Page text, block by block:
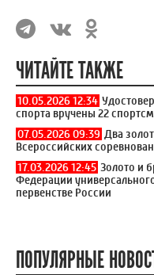
ЧИТАЙТЕ ТАКЖЕ
10.05.2026 12:34
спорта вручены 22
07.05.2026 09:39 Два
Всероссийских
17.03.2026 12:45 Золото и
Федерации
первенстве России
ПОПУЛЯРНЫЕ